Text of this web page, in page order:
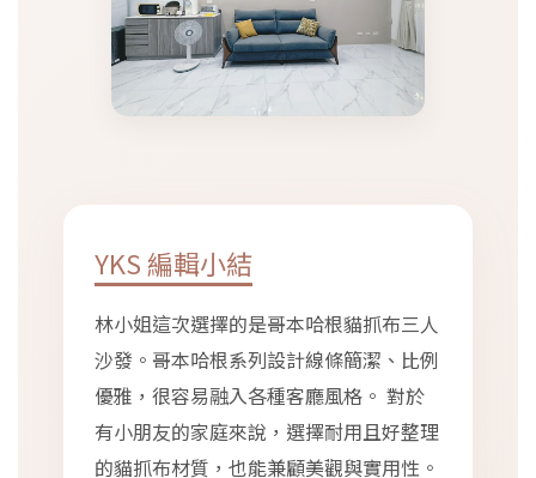
YKS 編輯小結
林小姐這次選擇的是哥本哈根貓抓布三人
沙發。哥本哈根系列設計線條簡潔、比例
優雅，很容易融入各種客廳風格。 對於
有小朋友的家庭來說，選擇耐用且好整理
的貓抓布材質，也能兼顧美觀與實用性。